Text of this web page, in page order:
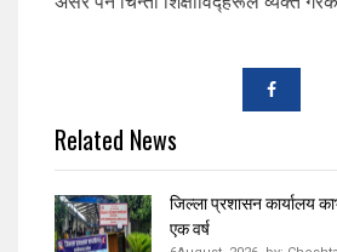
Related News
जिल्ला प्रशासन कार्यालय
एक वर्ष